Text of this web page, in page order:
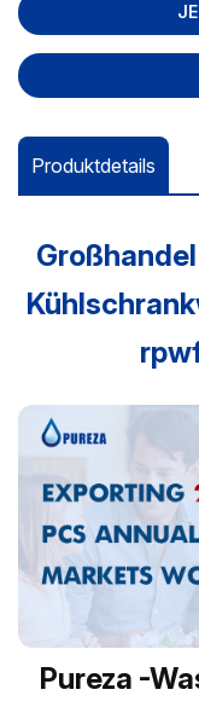
Produktdetails
Pureza -